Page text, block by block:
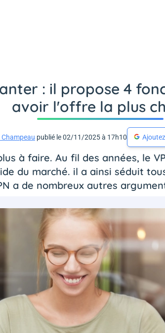
: il propose 4
avoir l'offre la plus
Champeau publié le 02/11/2025 à 17h10
à faire. Au fil des années, le
du marché. il a ainsi séduit
a de nombreux autres